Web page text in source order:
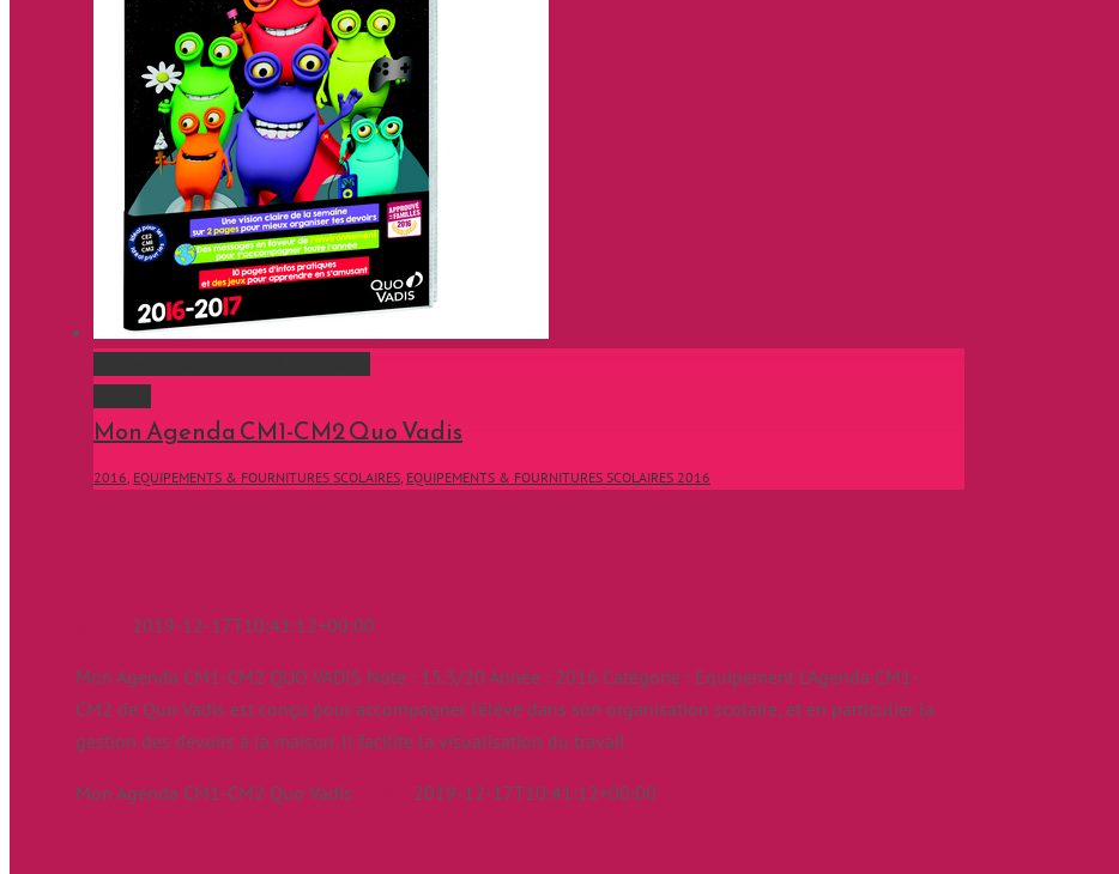
Mon Agenda CM1-CM2 Quo Vadis
2016 EQUIPEMENTS & FOURNITURES SCOLAIRES EQUIPEMENTS & FOURNITURES SCOLAIRES 2016
2019-12-17T10:41:12+00:00
Mon Agenda CM1-CM2 QUO VADIS Note : 15.3/20 Année : 2016 Catégorie : Equipement L'Agenda CM1-
CM2 de Quo Vadis est conçu pour accompagner l'élève dans son organisation scolaire, et en particulier la
gestion des devoirs à la maison. Il facilite la visualisation du travail
Mon Agenda CM1-CM2 Quo Vadis 2019-12-17T10:41:12+00:00